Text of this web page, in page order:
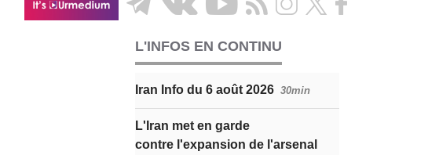
L'INFOS EN CONTINU
Iran Info du 6 août 2026 30min
L'Iran met en garde
contre l'expansion de l'arsenal